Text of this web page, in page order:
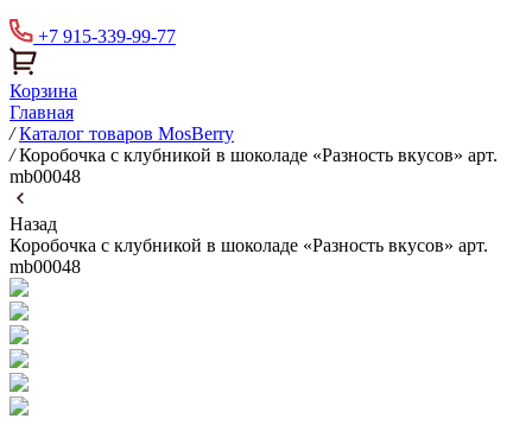
+7 915-339-99-77
Корзина
Главная
/ Каталог товаров MosBerry
/ Коробочка с клубникой в шоколаде «Разность вкусов» арт.
mb00048
Назад
Коробочка с клубникой в шоколаде «Разность вкусов» арт.
mb00048